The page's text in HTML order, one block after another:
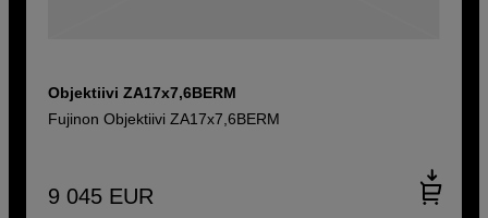
Objektiivi ZA17x7,6BERM
Fujinon Objektiivi ZA17x7,6BERM
9 045 EUR